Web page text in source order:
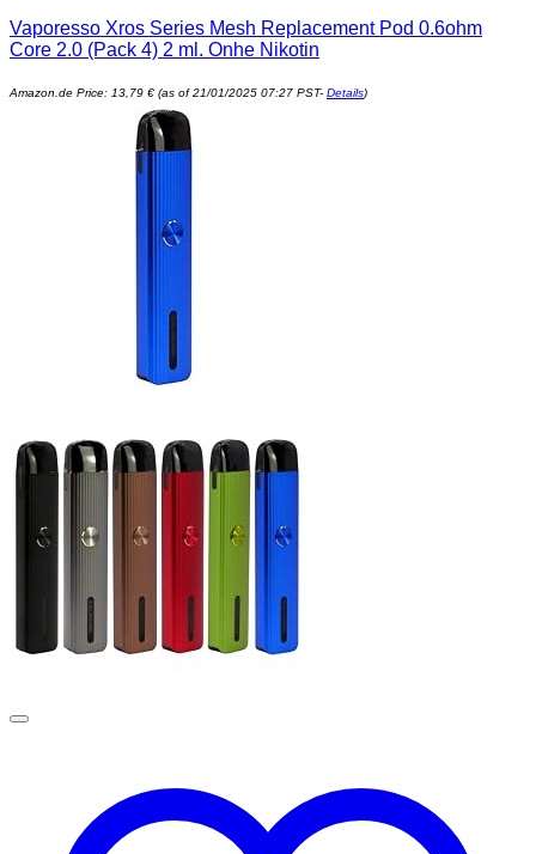
Vaporesso Xros Series Mesh Replacement Pod 0.6ohm
Core 2.0 (Pack 4) 2 ml. Onhe Nikotin
Amazon.de Price: 13,79 € (as of 21/01/2025 07:27 PST- Details)